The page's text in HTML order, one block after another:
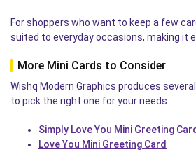
For shoppers who want to keep a few
suited to everyday occasions, making it
More Mini Cards to Consider
Wishq Modern Graphics produces
to pick the right one for your needs.
Simply Love You Mini Greeting Card
Love You Mini Greeting Card